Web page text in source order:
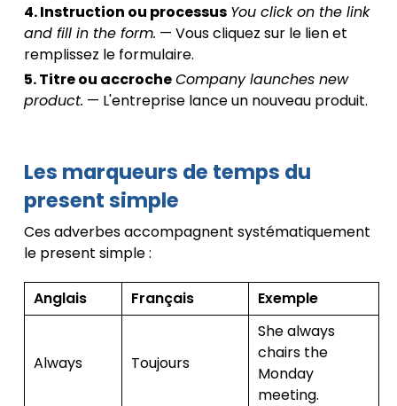
4. Instruction ou processus You click on the link
and fill in the form. — Vous cliquez sur le lien et
remplissez le formulaire.
5. Titre ou accrocheCompany launches new
product. — L'entreprise lance un nouveau produit.
Les marqueurs de temps du
present simple
Ces adverbes accompagnent systématiquement
le present simple :
Anglais Français Exemple
Always Toujours
She always
chairs the
Monday
meeting.